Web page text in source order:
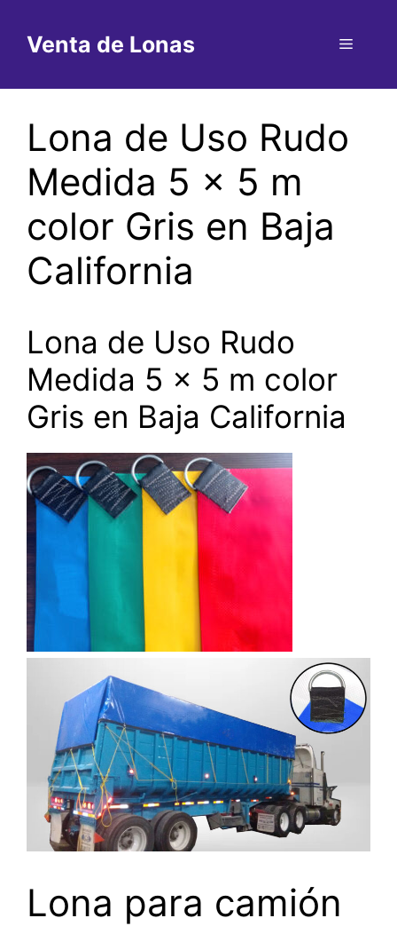
contenido
Venta de Lonas Menú
Lona de Uso Rudo
Medida 5 x 5 m
color Gris en Baja
California
Lona de Uso Rudo
Medida 5 x 5 m color
Gris en Baja California
Lona para camión